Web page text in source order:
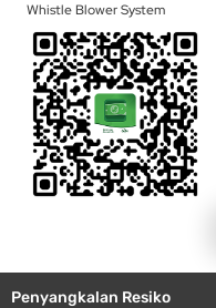
Whistle Blower System
Penyangkalan Resiko